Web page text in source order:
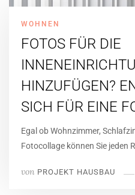
WOHNEN
FOTOS FÜR DIE
HINZUFÜGEN?
SICH FÜR EINE
Egal ob Wohnzimmer,
Fotocollage können Sie jeden
von PROJEKT HAUSBAU